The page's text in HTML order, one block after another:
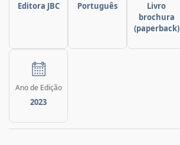
Editora JBC Português
Livro
brochura
(paperback)
Ano de Edição
2023